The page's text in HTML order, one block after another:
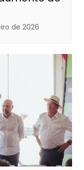
de 2026